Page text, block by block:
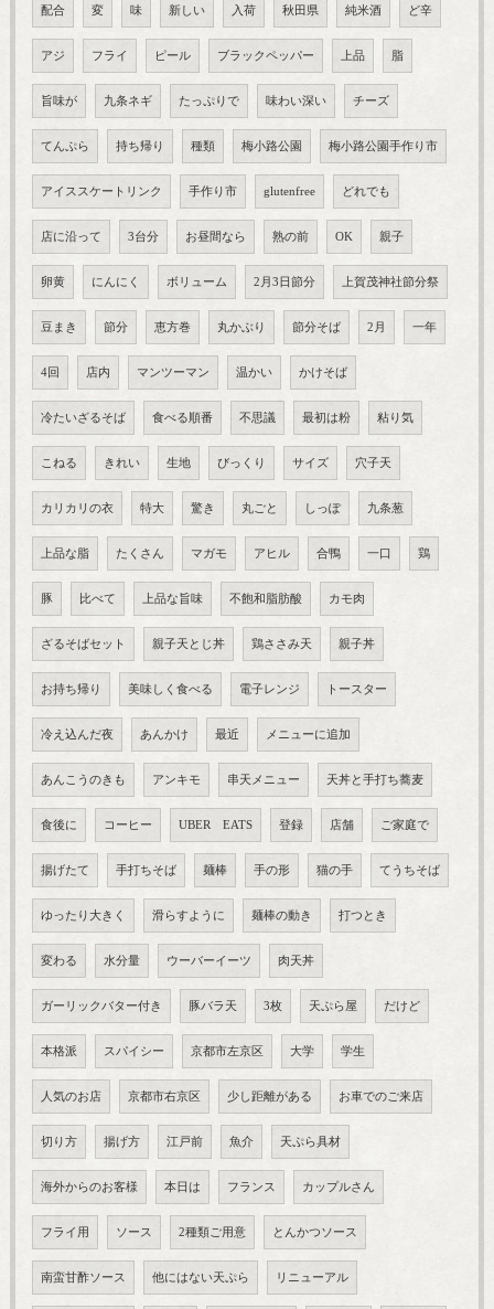
配合 変 味 新しい 入荷 秋田県 純米酒 ど辛
アジ フライ ピール ブラックペッパー 上品 脂
旨味が 九条ネギ たっぷりで 味わい深い チーズ
てんぷら 持ち帰り 種類 梅小路公園 梅小路公園手作り市
アイススケートリンク 手作り市 glutenfree どれでも
店に沿って 3台分 お昼間なら 熟の前 OK 親子
卵黄 にんにく ボリューム 2月3日節分 上賀茂神社節分祭
豆まき 節分 恵方巻 丸かぶり 節分そば 2月 一年
4回 店内 マンツーマン 温かい かけそば
冷たいざるそば 食べる順番 不思議 最初は粉 粘り気
こねる きれい 生地 びっくり サイズ 穴子天
カリカリの衣 特大 驚き 丸ごと しっぽ 九条葱
上品な脂 たくさん マガモ アヒル 合鴨 一口 鶏
豚 比べて 上品な旨味 不飽和脂肪酸 カモ肉
ざるそばセット 親子天とじ丼 鶏ささみ天 親子丼
お持ち帰り 美味しく食べる 電子レンジ トースター
冷え込んだ夜 あんかけ 最近 メニューに追加
あんこうのきも アンキモ 串天メニュー 天丼と手打ち蕎麦
食後に コーヒー UBER EATS 登録 店舗 ご家庭で
揚げたて 手打ちそば 麺棒 手の形 猫の手 てうちそば
ゆったり大きく 滑らすように 麺棒の動き 打つとき
変わる 水分量 ウーバーイーツ 肉天丼
ガーリックバター付き 豚バラ天 3枚 天ぷら屋 だけど
本格派 スパイシー 京都市左京区 大学 学生
人気のお店 京都市右京区 少し距離がある お車でのご来店
切り方 揚げ方 江戸前 魚介 天ぷら具材
海外からのお客様 本日は フランス カップルさん
フライ用 ソース 2種類ご用意 とんかつソース
南蛮甘酢ソース 他にはない天ぷら リニューアル